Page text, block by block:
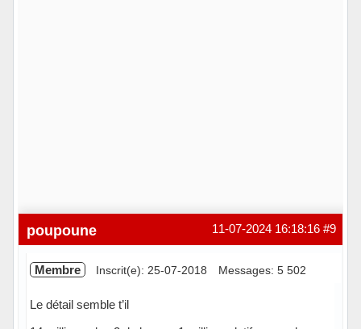
#9
11-07-2024 16:18:16
poupoune
Membre Inscrit(e): 25-07-2018 Messages: 5 502
Le détail semble t’il